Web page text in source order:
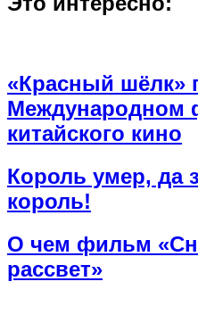
«Красный шёлк»
Международном
китайского кино
Король умер, да
король!
О чем фильм
рассвет»